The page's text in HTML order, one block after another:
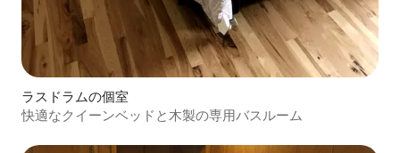
ラスドラムの個室
快適なクイーンベッドと木製の専用バスルーム